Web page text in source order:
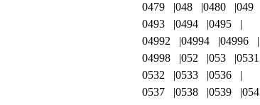
0479
048 0480
049
0493
0494
0495
04992
04994
04996
04998
052 053
0531
0532
0533
0536
0537
0538 0539
054